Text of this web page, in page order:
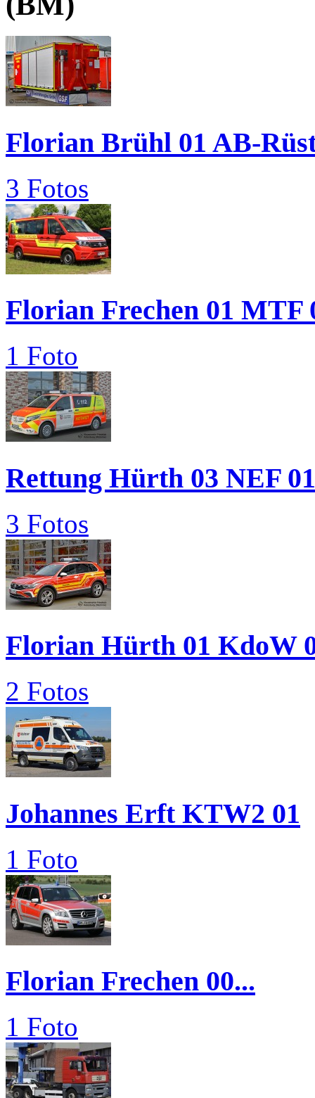
Florian Brühl 01 AB-
3 Fotos
Florian Frechen 01 MTF
1 Foto
Rettung Hürth 03 NEF 01
3 Fotos
Florian Hürth 01 KdoW
2 Fotos
Johannes Erft KTW2 01
1 Foto
Florian Frechen 00...
1 Foto